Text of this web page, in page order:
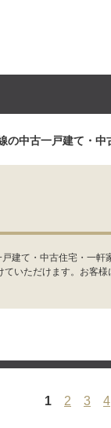
の中古一戸建て・中
建て・中古住宅・一軒
いただけます。お客
1 2 3 4